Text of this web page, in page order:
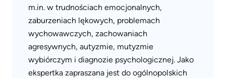
m.in. w trudnościach emocjonalnych,
zaburzeniach lękowych, problemach
wychowawczych, zachowaniach
agresywnych, autyzmie, mutyzmie
wybiórczym i diagnozie psychologicznej. Jako
ekspertka zapraszana jest do ogólnopolskich